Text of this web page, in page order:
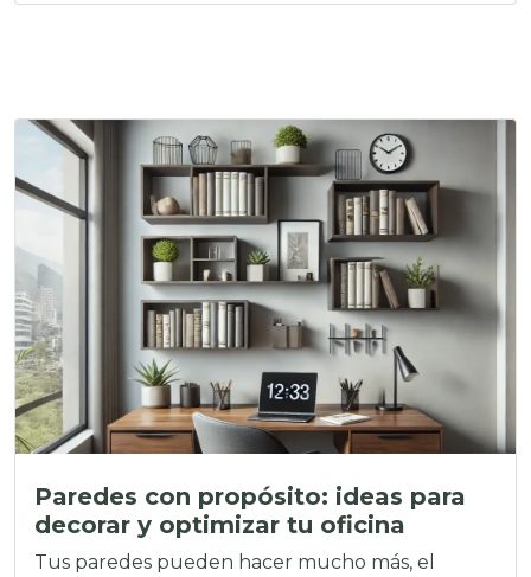
Paredes con propósito: ideas para
decorar y optimizar tu oficina
Tus paredes pueden hacer mucho más, el